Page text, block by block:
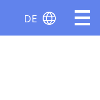
DE